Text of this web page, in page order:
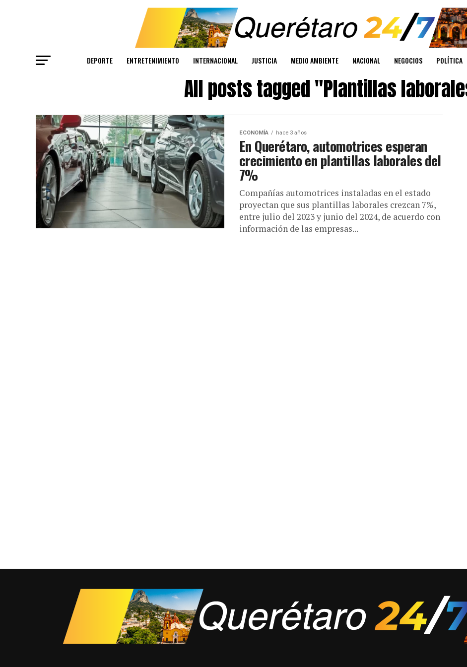
DEPORTE ENTRETENIMIENTO INTERNACIONAL JUSTICIA MEDIO AMBIENTE NACIONAL NEGOCIOS POLÍTICA
All posts tagged "Plantillas
ECONOMÍA hace 3 años
En Querétaro, automotrices esperan
crecimiento en plantillas laborales del
7%
Compañías automotrices instaladas en el estado
proyectan que sus plantillas laborales crezcan 7%,
entre julio del 2023 y junio del 2024, de acuerdo con
información de las empresas...